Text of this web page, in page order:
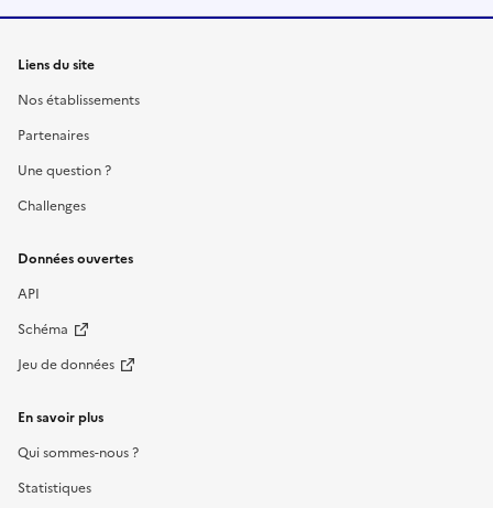
Liens du site
Nos établissements
Partenaires
Une question ?
Challenges
Données ouvertes
API
Schéma
Jeu de données
En savoir plus
Qui sommes-nous ?
Statistiques